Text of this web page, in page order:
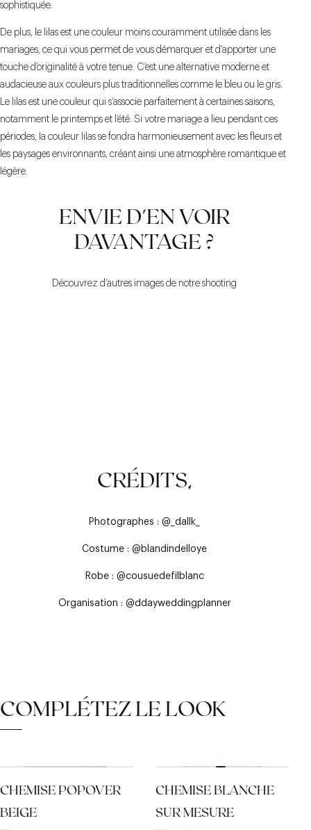
sophistiquée.
De plus, le lilas est une couleur moins couramment utilisée dans les
mariages, ce qui vous permet de vous démarquer et d’apporter une
touche d’originalité à votre tenue. C’est une alternative moderne et
audacieuse aux couleurs plus traditionnelles comme le bleu ou le gris.
Le lilas est une couleur qui s’associe parfaitement à certaines saisons,
notamment le printemps et l’été. Si votre mariage a lieu pendant ces
périodes, la couleur lilas se fondra harmonieusement avec les fleurs et
les paysages environnants, créant ainsi une atmosphère romantique et
légère.
ENVIE D'EN VOIR
DAVANTAGE ?
Découvrez d’autres images de notre shooting
LES BOUTONS
L'OPTION BERMUDA
LE DÉTAIL DU BAS
CRÉDITS,
Photographes : @_dallk_
Costume : @blandindelloye
Robe : @cousuedefilblanc
Organisation : @ddayweddingplanner
COMPLÉTEZ LE LOOK
CHEMISE POPOVER
BEIGE
CHEMISE BLANCHE
SUR MESURE